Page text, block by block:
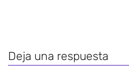
Deja una respuesta